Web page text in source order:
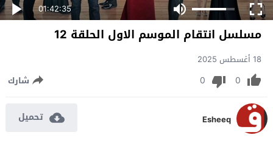
01:42:35
مسلسل انتقام الموسم الاول الحلقة 12
18 أغسطس 2025
0
0 شارك
Esheeq تحميل